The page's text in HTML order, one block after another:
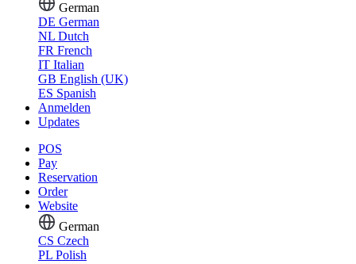
German
DE German
NL Dutch
FR French
IT Italian
GB English (UK)
ES Spanish
Anmelden
Updates
POS
Pay
Reservation
Order
Website
German
CS Czech
PL Polish